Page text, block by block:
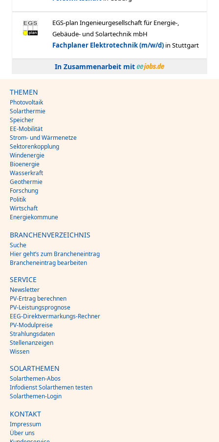
In Zusammenarbeit mit
THEMEN
Photovoltaik
Solarthermie
Speicher
EE-Mobilität
Strom- und Wärmenetze
Sektorenkopplung
Windenergie
Bioenergie
Wasserkraft
Geothermie
Forschung
Politik
Wirtschaft
Energiekommune
BRANCHENVERZEICHNIS
Suche
Hier geht’s zum Brancheneintrag
Brancheneintrag bearbeiten
SERVICE
Newsletter
PV-Ertrag berechnen
PV-Leistungsprognose
EEG-Direktvermarkungs-Rechner
PV-Modulpreise
Strahlungsdaten
Stellenanzeigen
Wissen
SOLARTHEMEN
Solarthemen-Abos
Infodienst Solarthemen testen
Solarthemen-Login
KONTAKT
Impressum
Über uns